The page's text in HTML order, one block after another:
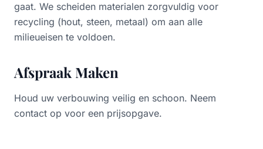
gaat. We scheiden materialen zorgvuldig voor
recycling (hout, steen, metaal) om aan alle
milieueisen te voldoen.
Afspraak Maken
Houd uw verbouwing veilig en schoon. Neem
contact op voor een prijsopgave.